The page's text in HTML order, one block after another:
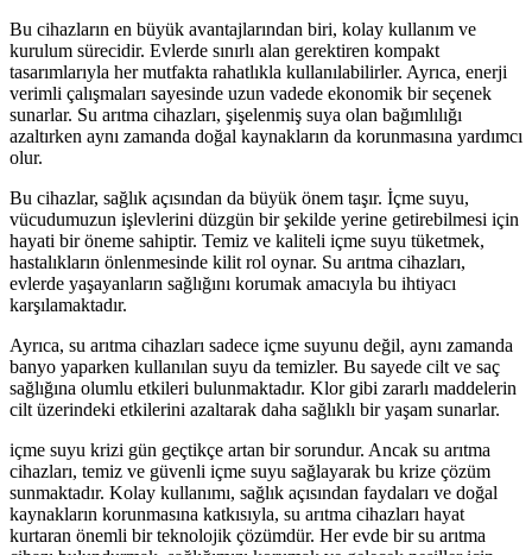
Bu cihazların en büyük avantajlarından biri, kolay kullanım ve
kurulum sürecidir. Evlerde sınırlı alan gerektiren kompakt
tasarımlarıyla her mutfakta rahatlıkla kullanılabilirler. Ayrıca, enerji
verimli çalışmaları sayesinde uzun vadede ekonomik bir seçenek
sunarlar. Su arıtma cihazları, şişelenmiş suya olan bağımlılığı
azaltırken aynı zamanda doğal kaynakların da korunmasına yardımcı
olur.
Bu cihazlar, sağlık açısından da büyük önem taşır. İçme suyu,
vücudumuzun işlevlerini düzgün bir şekilde yerine getirebilmesi için
hayati bir öneme sahiptir. Temiz ve kaliteli içme suyu tüketmek,
hastalıkların önlenmesinde kilit rol oynar. Su arıtma cihazları,
evlerde yaşayanların sağlığını korumak amacıyla bu ihtiyacı
karşılamaktadır.
Ayrıca, su arıtma cihazları sadece içme suyunu değil, aynı zamanda
banyo yaparken kullanılan suyu da temizler. Bu sayede cilt ve saç
sağlığına olumlu etkileri bulunmaktadır. Klor gibi zararlı maddelerin
cilt üzerindeki etkilerini azaltarak daha sağlıklı bir yaşam sunarlar.
içme suyu krizi gün geçtikçe artan bir sorundur. Ancak su arıtma
cihazları, temiz ve güvenli içme suyu sağlayarak bu krize çözüm
sunmaktadır. Kolay kullanımı, sağlık açısından faydaları ve doğal
kaynakların korunmasına katkısıyla, su arıtma cihazları hayat
kurtaran önemli bir teknolojik çözümdür. Her evde bir su arıtma